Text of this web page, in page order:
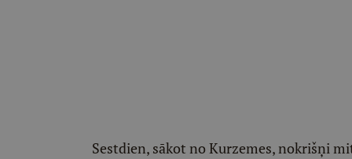
Sestdien, sākot no Kurzemes, nokrišņi